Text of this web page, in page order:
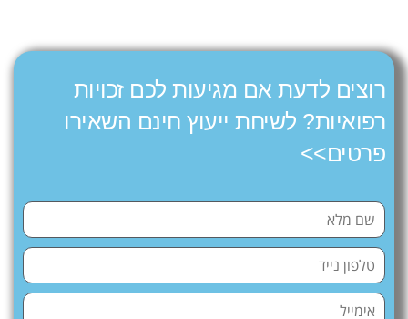
רוצים לדעת אם מגיעות לכם זכויות
רפואיות? לשיחת ייעוץ חינם השאירו
פרטים>>